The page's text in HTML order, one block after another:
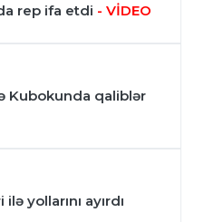
rep ifa etdi - VİDEO
Kubokunda qaliblər
yollarını ayırdı